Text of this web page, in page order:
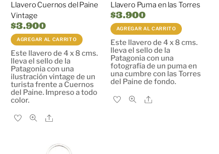
Llavero Cuernos del Paine
Vintage
$3.900
AGREGAR AL CARRITO
Este llavero de 4 x 8 cms.
lleva el sello de la
Patagonia con una
ilustración vintage de un
turista frente a Cuernos
del Paine. Impreso a todo
color.
Share
Llavero Puma en las Torres
$3.900
AGREGAR AL CARRITO
Este llavero de 4 x 8 cms.
lleva el sello de la
Patagonia con una
fotografía de un puma en
una cumbre con las Torres
del Paine de fondo.
Share